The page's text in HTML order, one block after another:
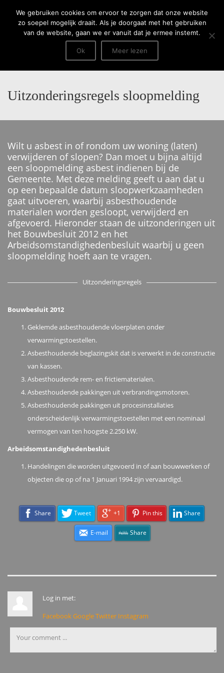
Menu
Uitzonderingsregels sloopmelding
Wilt u asbest in of rondom uw woning (laten)
verwijderen of slopen? Dan moet u bijna altijd
een sloopmelding asbest indienen bij de
Gemeente. Met deze melding geeft u aan dat u
op een bepaalde datum sloopwerkzaamheden
gaat uitvoeren, waarbij asbesthoudende
materialen worden gesloopt, verwijderd en
afgevoerd. Hieronder staan de uitzonderingen uit
het Bouwbesluit 2012 en het
Arbeidsomstandighedenbesluit waarbij u geen
sloopmelding hoeft aan te vragen.
Uitzonderingsregels
Bouwbesluit 2012
Geklemde asbesthoudende vloerplaten onder
verwarmingstoestellen.
Asbesthoudende beglazingskit dat is verwerkt in de constructie
van kassen.
Asbesthoudende rem- en frictiematerialen.
Asbesthoudende pakkingen uit verbrandingsmotoren.
Asbesthoudende pakkingen uit procesinstallaties
onderscheidenlijk verwarmingstoestellen met een nominaal
vermogen van ten hoogste 2.250 kW.
Arbeidsomstandighedenbesluit
Handelingen die worden uitgevoerd in of aan bouwwerken of
objecten die op of na 1 Januari 1994 zijn vervaardigd.
Share Tweet +1 Pin this Share
E-mail Share
Log in met:
FacebookGoogleTwitter Instagram
We gebruiken cookies om ervoor te zorgen dat onze website
zo soepel mogelijk draait. Als je doorgaat met het gebruiken
van de website, gaan we er vanuit dat je ermee instemt.
Ok Meer lezen